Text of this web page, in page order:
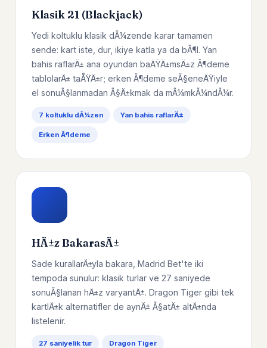
Klasik 21 (Blackjack)
Yedi koltuklu klasik dÃ¼zende karar tamamen
sende: kart iste, dur, ikiye katla ya da bÃ¶l. Yan
bahis raflarÄ± ana oyundan baÄŸÄ±msÄ±z Ã¶deme
tablolarÄ± taÅŸÄ±r; erken Ã¶deme seÃ§eneÄŸiyle
el sonuÃ§lanmadan Ã§Ä±kmak da mÃ¼mkÃ¼ndÃ¼r.
7 koltuklu dÃ¼zen Yan bahis raflarÄ±
Erken Ã¶deme
HÄ±z BakarasÄ±
Sade kurallarÄ±yla bakara, Madrid Bet'te iki
tempoda sunulur: klasik turlar ve 27 saniyede
sonuÃ§lanan hÄ±z varyantÄ±. Dragon Tiger gibi tek
kartlÄ±k alternatifler de aynÄ± Ã§atÄ± altÄ±nda
listelenir.
27 saniyelik tur Dragon Tiger